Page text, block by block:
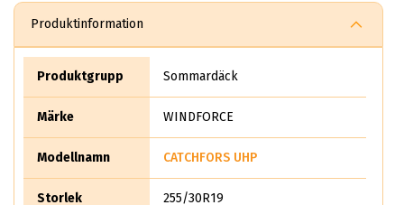
Produktinformation
Produktgrupp Sommardäck
Märke WINDFORCE
Modellnamn CATCHFORS UHP
Storlek 255/30R19